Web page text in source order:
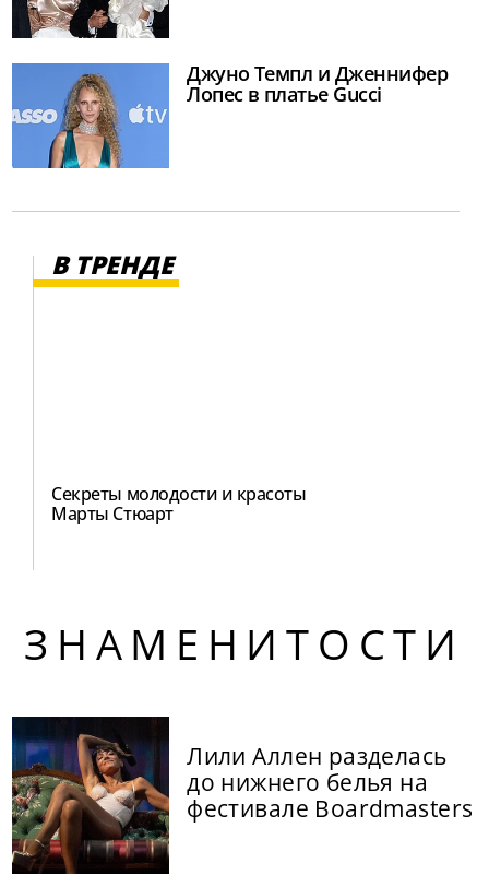
Джуно Темпл и Дженнифер
Лопес в платье Gucci
В ТРЕНДЕ
Секреты молодости и красоты
Марты Стюарт
ЗНАМЕНИТОСТИ
Лили Аллен разделась
до нижнего белья на
фестивале Boardmasters